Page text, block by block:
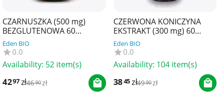
CZARNUSZKA (500 mg)
BEZGLUTENOWA 60
KAPSUŁEK - PHARMOVIT
(CLEAN LABEL)
Eden BIO
0.0
Availability: 52 item(s)
4297zł4690zł
CZERWONA KONICZYNA
EKSTRAKT (300 mg) 60
KAPSUŁEK - SOUL FARM
Eden BIO
0.0
Availability: 104 item(s)
3845zł4990zł